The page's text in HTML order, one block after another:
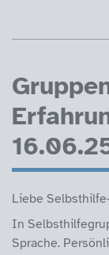
Liebe
In
Sprache.